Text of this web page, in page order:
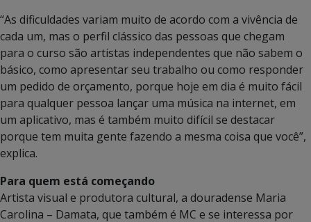
“As dificuldades variam muito de acordo com a vivência de
cada um, mas o perfil clássico das pessoas que chegam
para o curso são artistas independentes que não sabem o
básico, como apresentar seu trabalho ou como responder
um pedido de orçamento, porque hoje em dia é muito fácil
para qualquer pessoa lançar uma música na internet, em
um aplicativo, mas é também muito difícil se destacar
porque tem muita gente fazendo a mesma coisa que você”,
explica.
Para quem está começando
Artista visual e produtora cultural, a douradense Maria
Carolina – Damata, que também é MC e se interessa por